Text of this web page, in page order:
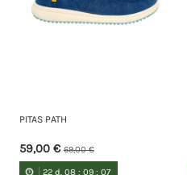
PITAS PATH
59,00 €69,00 €
22 d. 08 :09 :07